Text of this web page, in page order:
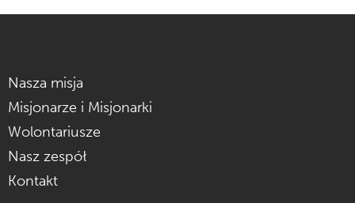
Nasza misja
Misjonarze i Misjonarki
Wolontariusze
Nasz zespół
Kontakt